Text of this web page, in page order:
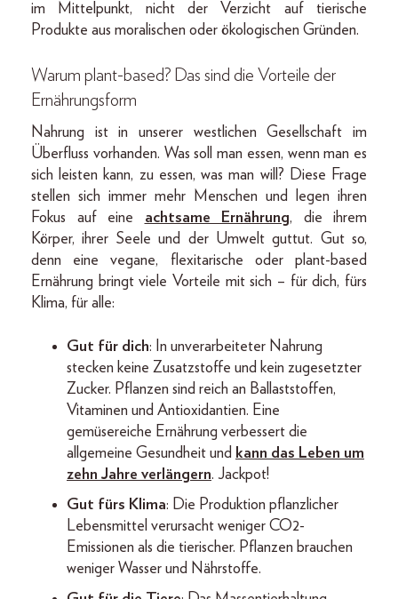
im Mittelpunkt, nicht der Verzicht auf tierische
Produkte aus moralischen oder ökologischen Gründen.
Warum plant-based? Das sind die Vorteile der
Ernährungsform
Nahrung ist in unserer westlichen Gesellschaft im
Überfluss vorhanden. Was soll man essen, wenn man es
sich leisten kann, zu essen, was man will? Diese Frage
stellen sich immer mehr Menschen und legen ihren
Fokus auf eine achtsame Ernährung, die ihrem
Körper, ihrer Seele und der Umwelt guttut. Gut so,
denn eine vegane, flexitarische oder plant-based
Ernährung bringt viele Vorteile mit sich – für dich, fürs
Klima, für alle:
Gut für dich: In unverarbeiteter Nahrung
stecken keine Zusatzstoffe und kein zugesetzter
Zucker. Pflanzen sind reich an Ballaststoffen,
Vitaminen und Antioxidantien. Eine
gemüsereiche Ernährung verbessert die
allgemeine Gesundheit und kann das Leben um
zehn Jahre verlängern. Jackpot!
Gut fürs Klima: Die Produktion pflanzlicher
Lebensmittel verursacht weniger CO2-
Emissionen als die tierischer. Pflanzen brauchen
weniger Wasser und Nährstoffe.